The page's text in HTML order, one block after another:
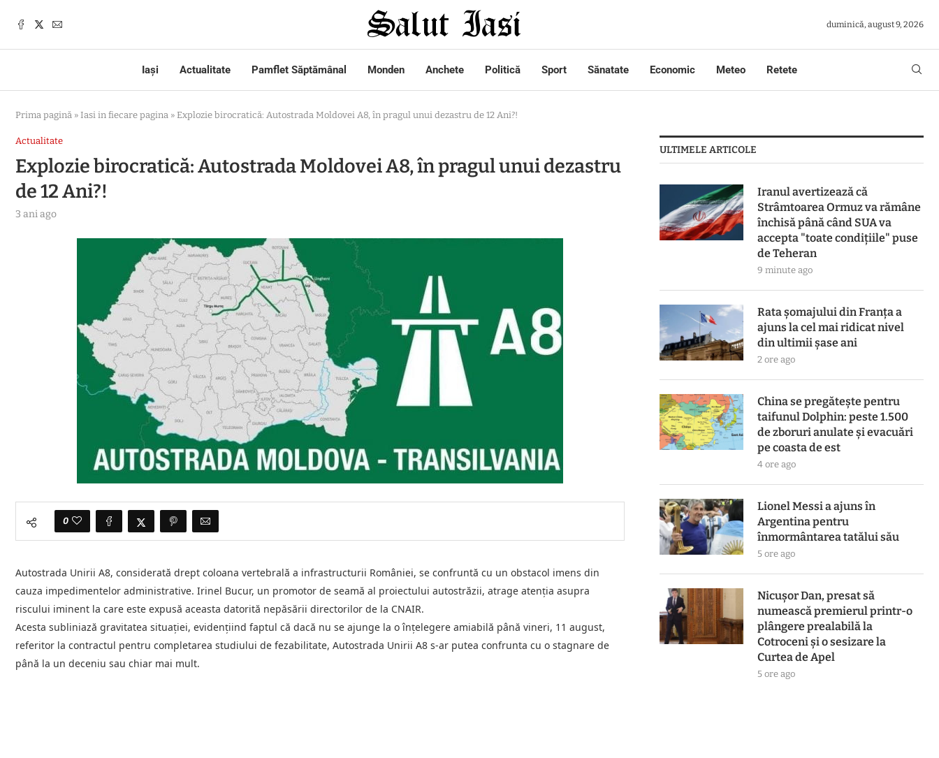
duminică, august 9, 2026
Iași Actualitate Pamflet Săptămânal Monden Anchete Politică Sport Sănatate Economic Meteo Retete
Prima pagină » Iasi in fiecare pagina » Explozie birocratică: Autostrada Moldovei A8, în pragul unui dezastru de 12 Ani?!
Actualitate
Explozie birocratică: Autostrada Moldovei A8, în pragul unui dezastru
de 12 Ani?!
3 ani ago
0
Autostrada Unirii A8, considerată drept coloana vertebrală a infrastructurii României, se confruntă cu un obstacol imens din
cauza impedimentelor administrative. Irinel Bucur, un promotor de seamă al proiectului autostrăzii, atrage atenția asupra
riscului iminent la care este expusă aceasta datorită nepăsării directorilor de la CNAIR.
Acesta subliniază gravitatea situației, evidențiind faptul că dacă nu se ajunge la o înțelegere amiabilă până vineri, 11 august,
referitor la contractul pentru completarea studiului de fezabilitate, Autostrada Unirii A8 s-ar putea confrunta cu o stagnare de
până la un deceniu sau chiar mai mult.
ULTIMELE ARTICOLE
Iranul avertizează că
Strâmtoarea Ormuz va rămâne
închisă până când SUA va
accepta "toate condiţiile" puse
de Teheran
9 minute ago
Rata șomajului din Franța a
ajuns la cel mai ridicat nivel
din ultimii șase ani
2 ore ago
China se pregătește pentru
taifunul Dolphin: peste 1.500
de zboruri anulate și evacuări
pe coasta de est
4 ore ago
Lionel Messi a ajuns în
Argentina pentru
înmormântarea tatălui său
5 ore ago
Nicușor Dan, presat să
numească premierul printr-o
plângere prealabilă la
Cotroceni și o sesizare la
Curtea de Apel
5 ore ago